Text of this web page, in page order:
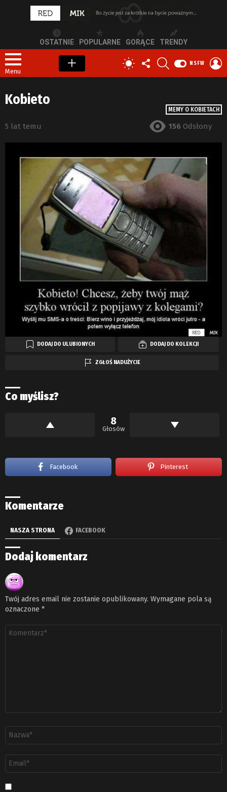
OSTATNIE POPULARNE GORĄCE TRENDY
Menu
PRZEŁĄCZ
SKÓRKĘ
OBSERWUJ
NAS
NSFW
MEMY O KOBIETACH
Kobieto
5 lat temu 156 Odsłony
DODAJ DO ULUBIONYCH DODAJ DO KOLEKCJI
ZGŁOŚ NADUŻYCIE
Co myślisz?
8
Głosów
Facebook Pinterest
Komentarze
NASZA STRONA FACEBOOK
Dodaj komentarz
Twój adres email nie zostanie opublikowany. Wymagane pola są
oznaczone *
email
*